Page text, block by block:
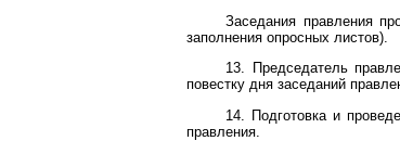
Заседания правления
заполнения опросных листов).
13. Председатель
повестку дня заседаний
14. Подготовка и
правления.